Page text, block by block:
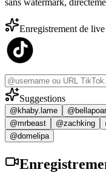
Enregistrement de
Suggestions
@khaby.lame
@mrbeast
@zachking
@domelipa